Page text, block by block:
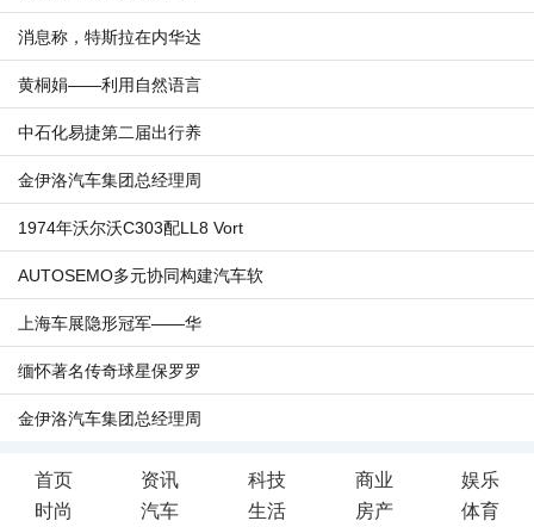
消息称，特斯拉在内华达
黄桐娟——利用自然语言
中石化易捷第二届出行养
金伊洛汽车集团总经理周
1974年沃尔沃C303配LL8 Vort
AUTOSEMO多元协同构建汽车软
上海车展隐形冠军——华
缅怀著名传奇球星保罗罗
金伊洛汽车集团总经理周
首页 资讯 科技 商业
娱乐
时尚
汽车 生活 房产 体育